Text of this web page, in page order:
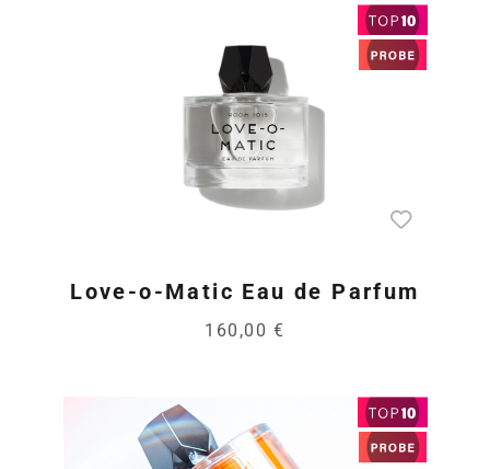
Love-o-Matic Eau de Parfum
160,00 €